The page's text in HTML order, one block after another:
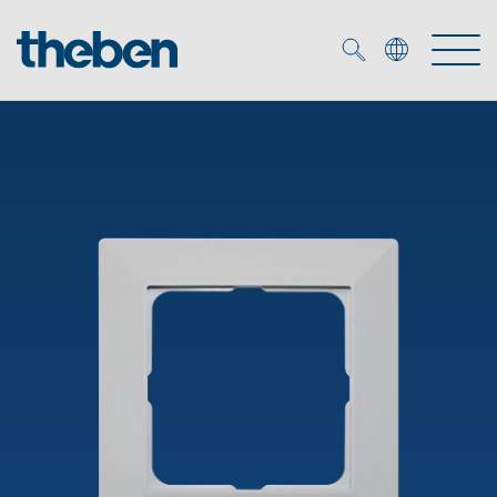
Fari a LED
Soluzione OEM
Controllo dell'illuminazione DALI-2
Mediateca